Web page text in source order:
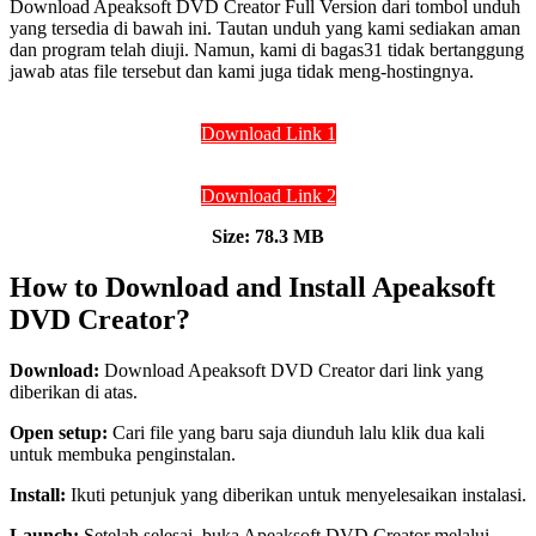
Download Apeaksoft DVD Creator Full Version dari tombol unduh
yang tersedia di bawah ini. Tautan unduh yang kami sediakan aman
dan program telah diuji. Namun, kami di bagas31 tidak bertanggung
jawab atas file tersebut dan kami juga tidak meng-hostingnya.
Download Link 1
Download Link 2
Size: 78.3 MB
How to Download and Install Apeaksoft
DVD Creator?
Download: Download Apeaksoft DVD Creator dari link yang
diberikan di atas.
Open setup: Cari file yang baru saja diunduh lalu klik dua kali
untuk membuka penginstalan.
Install: Ikuti petunjuk yang diberikan untuk menyelesaikan instalasi.